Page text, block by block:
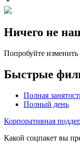
Ничего не
Попробуйте
Быстрые
Полная
Полный день
Корпоративная
Какой соцпакет вы